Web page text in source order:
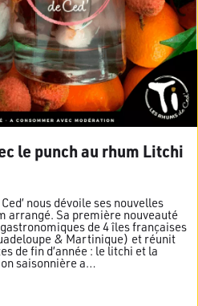
le punch au rhum Litchi
nous dévoile ses nouvelles
arrangé. Sa première nouveauté
de 4 îles françaises
& Martinique) et réunit
de fin d’année : le litchi et la
saisonnière a…